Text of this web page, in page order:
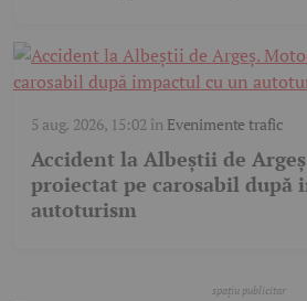
5 aug. 2026, 15:02 în Evenimente trafic
Accident la Albeștii de
proiectat pe carosabil după
autoturism